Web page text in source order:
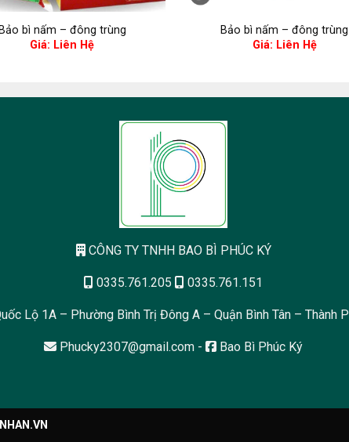
Bảo bì nấm – đông trùng
Giá: Liên Hệ
Bảo bì nấm – đông trùng
Giá: Liên Hệ
CÔNG TY TNHH BAO BÌ PHÚC KÝ
0335.761.205 0335.761.151
Lộ 1A – Phường Bình Trị Đông A – Quận Bình Tân – Thành
Phucky2307@gmail.com - Bao Bì Phúc Ký